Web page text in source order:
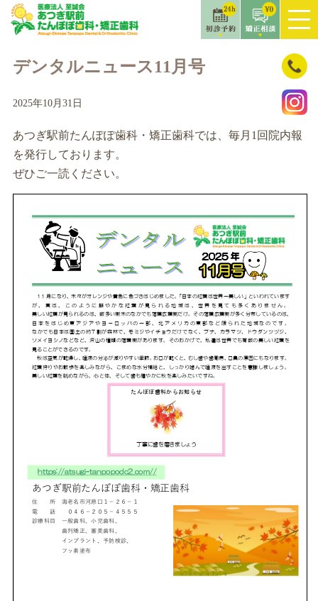
コ
ン
テ
ン
へ
ス
キ
ッ
デンタルニュース11月号
2025年10月31日
あつぎ駅前たんぽぽ歯科・矯正歯科では、毎月1回院内報
を発行しております。
ぜひご一読ください。